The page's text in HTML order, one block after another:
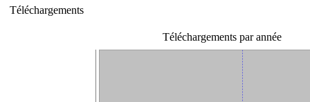
Téléchargements
Téléchargements par année